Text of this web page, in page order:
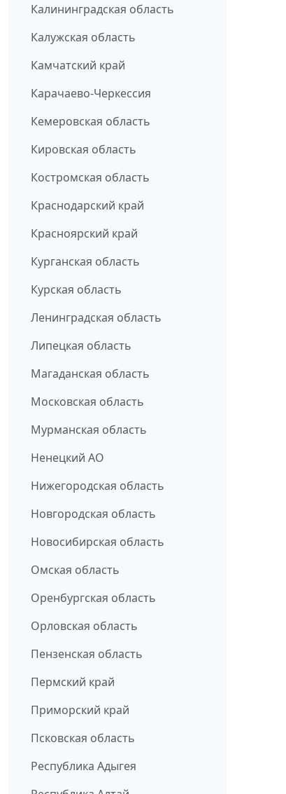
Калининградская область
Калужская область
Камчатский край
Карачаево-Черкессия
Кемеровская область
Кировская область
Костромская область
Краснодарский край
Красноярский край
Курганская область
Курская область
Ленинградская область
Липецкая область
Магаданская область
Московская область
Мурманская область
Ненецкий АО
Нижегородская область
Новгородская область
Новосибирская область
Омская область
Оренбургская область
Орловская область
Пензенская область
Пермский край
Приморский край
Псковская область
Республика Адыгея